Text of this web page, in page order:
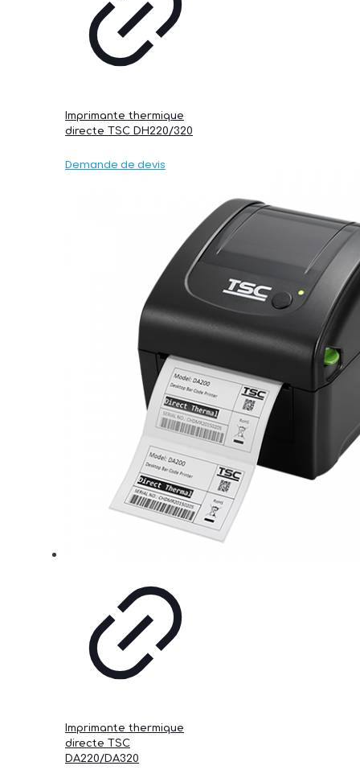
Imprimante thermique
directe TSC DH220/320
Demande de devis
Imprimante thermique
directe TSC
DA220/DA320